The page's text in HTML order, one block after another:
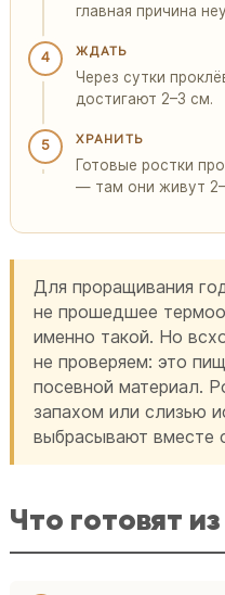
главная причина
4 ЖДАТЬ
Через сутки
достигают 2–3 см.
5 ХРАНИТЬ
Готовые ростки
— там они живут
Для проращивания
не прошедшее
именно такой. Но
не проверяем: это
посевной материал.
запахом или слизью
выбрасывают вместе
Что готовят